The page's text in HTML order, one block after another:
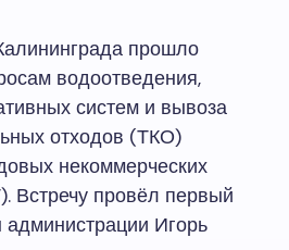
прошло
водоотведения,
систем и вывоза
отходов (ТКО)
некоммерческих
Встречу провёл первый
администрации Игорь